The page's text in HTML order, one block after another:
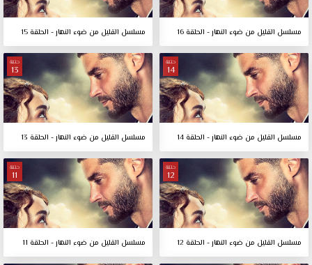
مسلسل القليل من ضوء النهار - الحلقة 16 مسلسل القليل من ضوء النهار - الحلقة 15
حلقة
14
مسلسل القليل من ضوء النهار - الحلقة 14
حلقة
13
مسلسل القليل من ضوء النهار - الحلقة 13
حلقة
12
مسلسل القليل من ضوء النهار - الحلقة 12
حلقة
11
مسلسل القليل من ضوء النهار - الحلقة 11